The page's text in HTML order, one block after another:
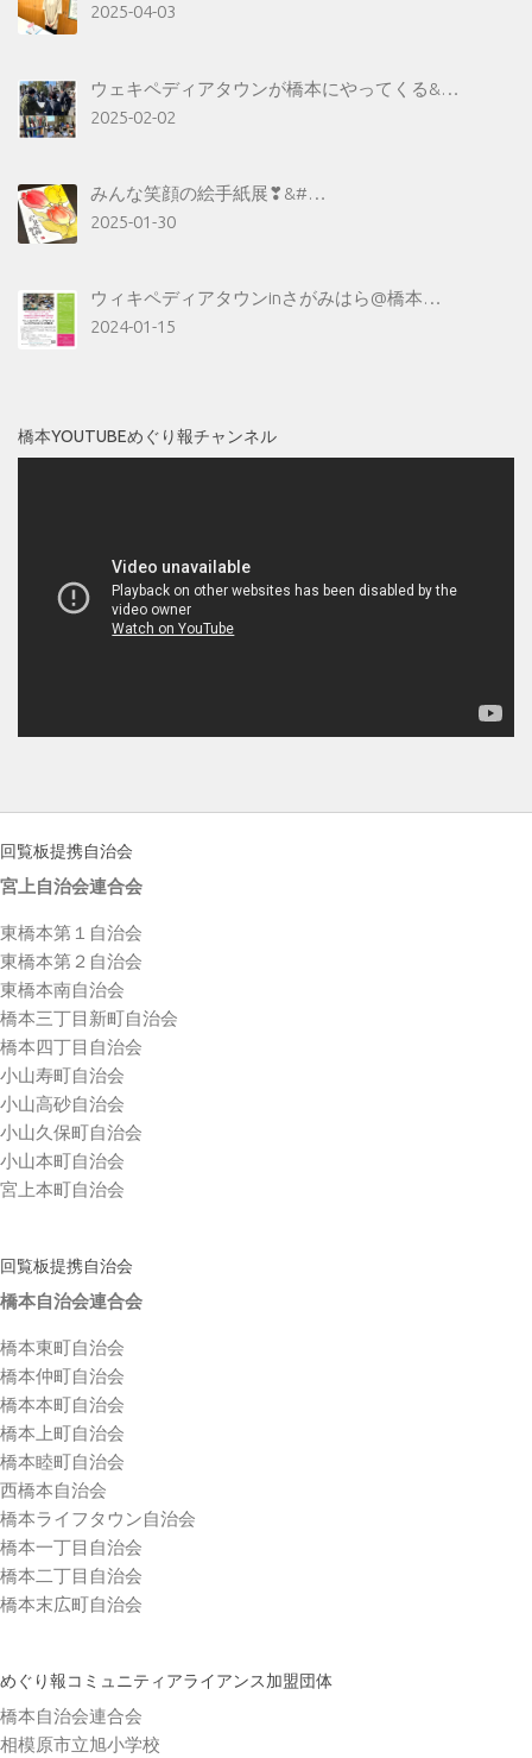
2025-04-03
ウェキペディアタウンが橋本にやってくる&…
2025-02-02
みんな笑顔の絵手紙展❣&#…
2025-01-30
ウィキペディアタウンinさがみはら@橋本…
2024-01-15
橋本YOUTUBEめぐり報チャンネル
回覧板提携自治会
宮上自治会連合会
東橋本第１自治会
東橋本第２自治会
東橋本南自治会
橋本三丁目新町自治会
橋本四丁目自治会
小山寿町自治会
小山高砂自治会
小山久保町自治会
小山本町自治会
宮上本町自治会
回覧板提携自治会
橋本自治会連合会
橋本東町自治会
橋本仲町自治会
橋本本町自治会
橋本上町自治会
橋本睦町自治会
西橋本自治会
橋本ライフタウン自治会
橋本一丁目自治会
橋本二丁目自治会
橋本末広町自治会
めぐり報コミュニティアライアンス加盟団体
橋本自治会連合会
相模原市立旭小学校